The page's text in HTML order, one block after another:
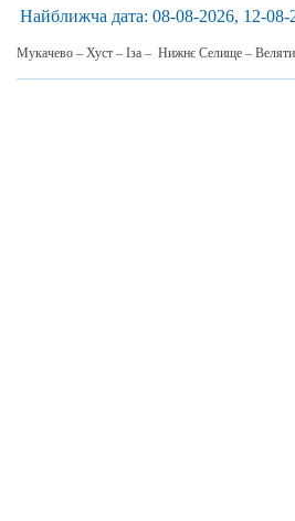
Найближча дата: 08-08-2026, 12-
Мукачево – Хуст – Іза – Нижнє Селище –